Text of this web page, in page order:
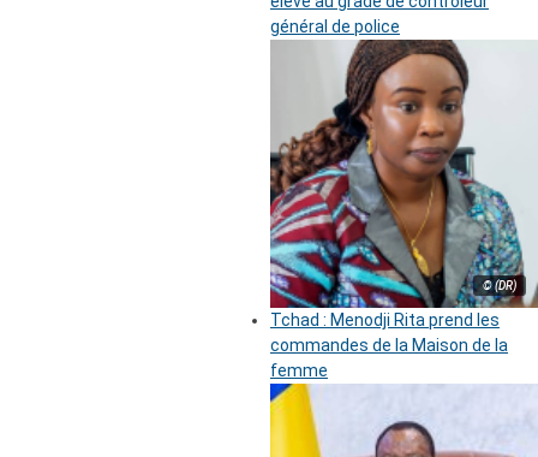
général de police
© (DR)
Tchad : Menodji Rita prend les
commandes de la Maison de la
femme